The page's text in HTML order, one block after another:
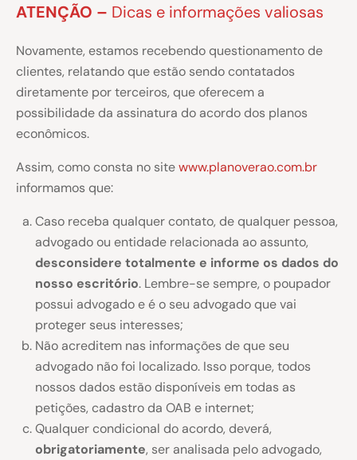
ATENÇÃO – Dicas e informações valiosas
Novamente, estamos recebendo questionamento de
clientes, relatando que estão sendo contatados
diretamente por terceiros, que oferecem a
possibilidade da assinatura do acordo dos planos
econômicos.
Assim, como consta no sitewww.planoverao.com.br
informamos que:
Caso receba qualquer contato, de qualquer pessoa,
advogado ou entidade relacionada ao assunto,
desconsidere totalmente e informe os dados do
nosso escritório. Lembre-se sempre, o poupador
possui advogado e é o seu advogado que vai
proteger seus interesses;
Não acreditem nas informações de que seu
advogado não foi localizado. Isso porque, todos
nossos dados estão disponíveis em todas as
petições, cadastro da OAB e internet;
Qualquer condicional do acordo, deverá,
obrigatoriamente, ser analisada pelo advogado,